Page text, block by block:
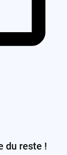
du reste !